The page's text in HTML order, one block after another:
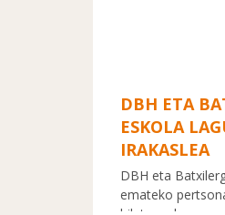
DBH ETA
ESKOLA
IRAKASLEA
DBH eta
emateko